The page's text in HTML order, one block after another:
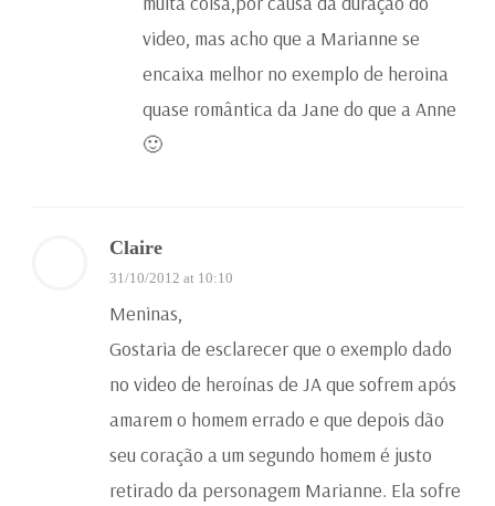
video, mas acho que a Marianne se
encaixa melhor no exemplo de heroina
quase romântica da Jane do que a Anne
🙂
Claire
31/10/2012 at 10:10
Meninas,
Gostaria de esclarecer que o exemplo dado
no video de heroínas de JA que sofrem após
amarem o homem errado e que depois dão
seu coração a um segundo homem é justo
retirado da personagem Marianne. Ela sofre